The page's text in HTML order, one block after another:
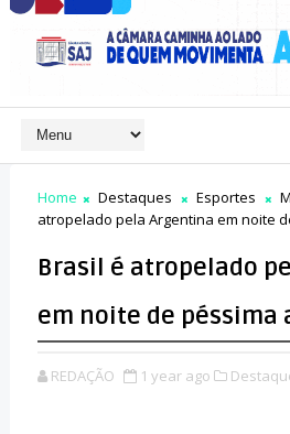
Home Destaques Esportes
atropelado pela Argentina em noite
Brasil é atropelado
em noite de péssima
REDAÇÃO 1 year ago